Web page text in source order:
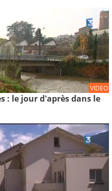
VIDEO
: le jour d'après dans le